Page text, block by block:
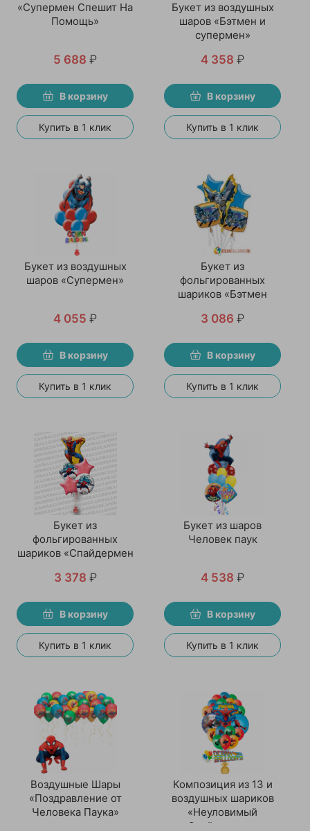
«Супермен Спешит На
Помощь»
5 688 ₽
В корзину
Купить в 1 клик
Букет из воздушных
шаров «Бэтмен и
супермен»
4 358 ₽
В корзину
Купить в 1 клик
Букет из воздушных
шаров «Супермен»
4 055 ₽
В корзину
Купить в 1 клик
Букет из
фольгированных
шариков «Бэтмен
3 086 ₽
В корзину
Купить в 1 клик
Букет из
фольгированных
шариков «Спайдермен
3 378 ₽
В корзину
Купить в 1 клик
Букет из шаров
Человек паук
4 538 ₽
В корзину
Купить в 1 клик
Воздушные Шары
«Поздравление от
Человека Паука»
Композиция из 13 и
воздушных шариков
«Неуловимый
Спайдермен»